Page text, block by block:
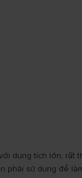
dung tích lớn, rất
phải sử dụng để